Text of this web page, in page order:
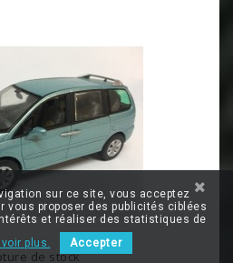
de stock
sur ce site, vous acceptez
vous proposer des publicités ciblées
et réaliser des statistiques de
plus. Accepter